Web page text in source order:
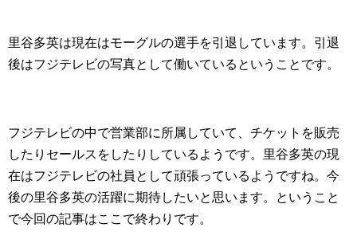
里谷多英は現在はモーグルの選手を引退しています。引退
後はフジテレビの写真として働いているということです。
フジテレビの中で営業部に所属していて、チケットを販売
したりセールスをしたりしているようです。里谷多英の現
在はフジテレビの社員として頑張っているようですね。今
後の里谷多英の活躍に期待したいと思います。ということ
で今回の記事はここで終わりです。